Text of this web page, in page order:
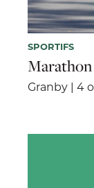
SPORTIFS
Marathon
Granby | 4